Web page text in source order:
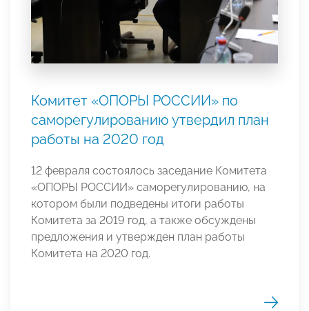
Комитет «ОПОРЫ РОССИИ» по
саморегулированию утвердил план
работы на 2020 год
12 февраля состоялось заседание Комитета
«ОПОРЫ РОССИИ» саморегулированию, на
котором были подведены итоги работы
Комитета за 2019 год, а также обсуждены
предложения и утвержден план работы
Комитета на 2020 год.